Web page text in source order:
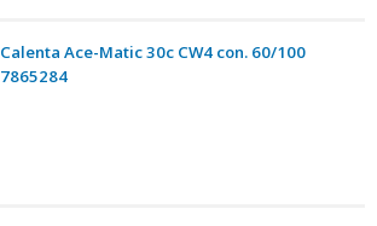
Calenta Ace-Matic 30c CW4 con. 60/100
7865284